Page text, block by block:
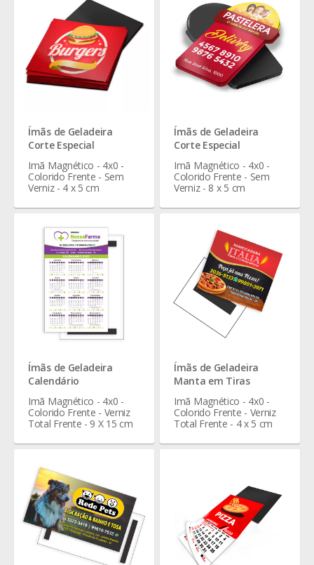
Ímãs de Geladeira
Corte Especial
Imã Magnético - 4x0 -
Colorido Frente - Sem
Verniz - 4 x 5 cm
Ímãs de Geladeira
Corte Especial
Imã Magnético - 4x0 -
Colorido Frente - Sem
Verniz - 8 x 5 cm
Ímãs de Geladeira
Calendário
Imã Magnético - 4x0 -
Colorido Frente - Verniz
Total Frente - 9 X 15 cm
Ímãs de Geladeira
Manta em Tiras
Imã Magnético - 4x0 -
Colorido Frente - Verniz
Total Frente - 4 x 5 cm